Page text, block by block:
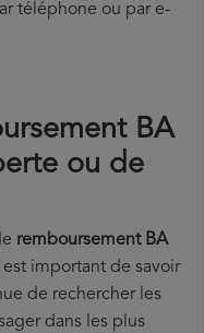
téléphone ou par e-
BA
ou de
remboursement BA
important de savoir
de rechercher les
dans les plus